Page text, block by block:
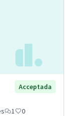
Acceptada
1 0